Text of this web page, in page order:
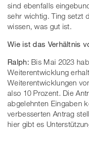
sind ebenfalls
sehr wichtig. Ting setzt
wissen, was gut ist.
Wie ist das Verhältnis
Ralph: Bis Mai 2023
Weiterentwicklung
Weiterentwicklungen
also 10 Prozent. Die
abgelehnten Eingaben
verbesserten Antrag
hier gibt es